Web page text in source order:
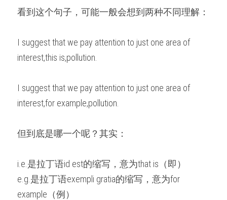
看到这个句子，可能一般会想到两种不同理解：
I suggest that we pay attention to just one area of
interest,this is,pollution.
I suggest that we pay attention to just one area of
interest,for example,pollution.
但到底是哪一个呢？其实：
i.e.是拉丁语id est的缩写，意为that is（即）
e.g.是拉丁语exempli gratia的缩写，意为for
example（例）